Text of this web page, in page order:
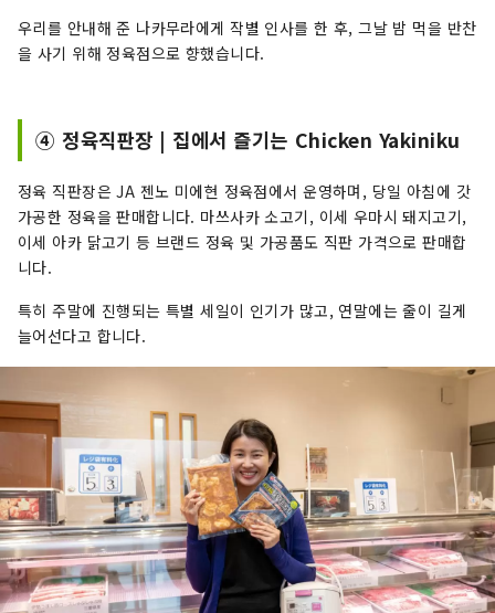
우리를 안내해 준 나카무라에게 작별 인사를 한 후, 그날 밤 먹을 반찬
을 사기 위해 정육점으로 향했습니다.
④ 정육직판장 | 집에서 즐기는 Chicken Yakiniku
정육 직판장은 JA 젠노 미에현 정육점에서 운영하며, 당일 아침에 갓
가공한 정육을 판매합니다. 마쓰사카 소고기, 이세 우마시 돼지고기,
이세 아카 닭고기 등 브랜드 정육 및 가공품도 직판 가격으로 판매합
니다.
특히 주말에 진행되는 특별 세일이 인기가 많고, 연말에는 줄이 길게
늘어선다고 합니다.